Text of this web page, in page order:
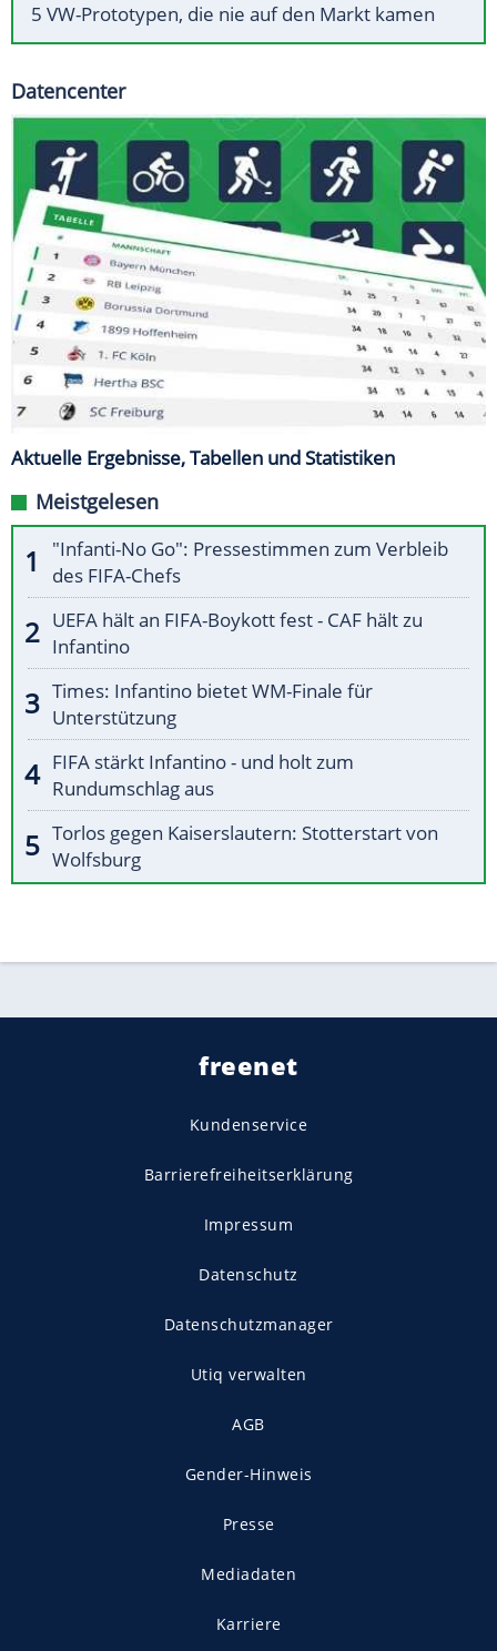
5 VW-Prototypen, die nie auf den Markt kamen
Datencenter
Aktuelle Ergebnisse, Tabellen und Statistiken
Meistgelesen
"Infanti-No Go": Pressestimmen zum Verbleib
des FIFA-Chefs
UEFA hält an FIFA-Boykott fest - CAF hält zu
Infantino
Times: Infantino bietet WM-Finale für
Unterstützung
FIFA stärkt Infantino - und holt zum
Rundumschlag aus
Torlos gegen Kaiserslautern: Stotterstart von
Wolfsburg
freenet
Kundenservice
Barrierefreiheitserklärung
Impressum
Datenschutz
Datenschutzmanager
Utiq verwalten
AGB
Gender-Hinweis
Presse
Mediadaten
Karriere